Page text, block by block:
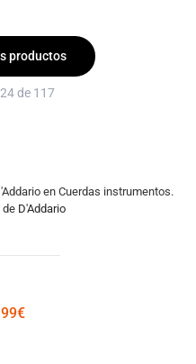
productos
de 117
en Cuerdas instrumentos.
de D'Addario